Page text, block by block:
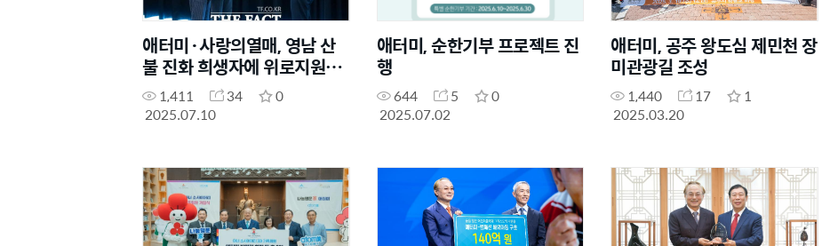
애터미·사랑의열매, 영남 산
불 진화 희생자에 위로지원금
전달1,411 34
0
2025.07.10
애터미, 순한기부 프로젝트 진
행
644 5
0
2025.07.02
애터미, 공주 왕도심 제민천 장
미관광길 조성
1,440 17
1
2025.03.20